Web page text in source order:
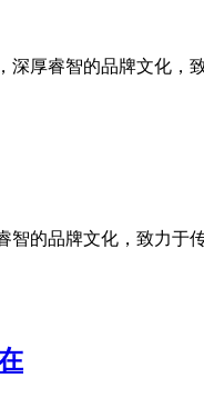
厚睿智的品牌文化
的品牌文化，致力